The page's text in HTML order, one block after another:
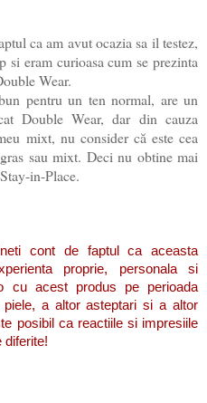
ca am avut ocazia sa il testez,
si eram curioasa cum se prezinta
Wear.
pentru un ten normal, are un
Double Wear, dar din cauza
mixt, nu consider că este cea
sau mixt. Deci nu obtine mai
in-Place.
cont de faptul ca aceasta
proprie, personala si
cu acest produs pe perioada
a altor asteptari si a altor
posibil ca reactiile si impresiile
diferite!